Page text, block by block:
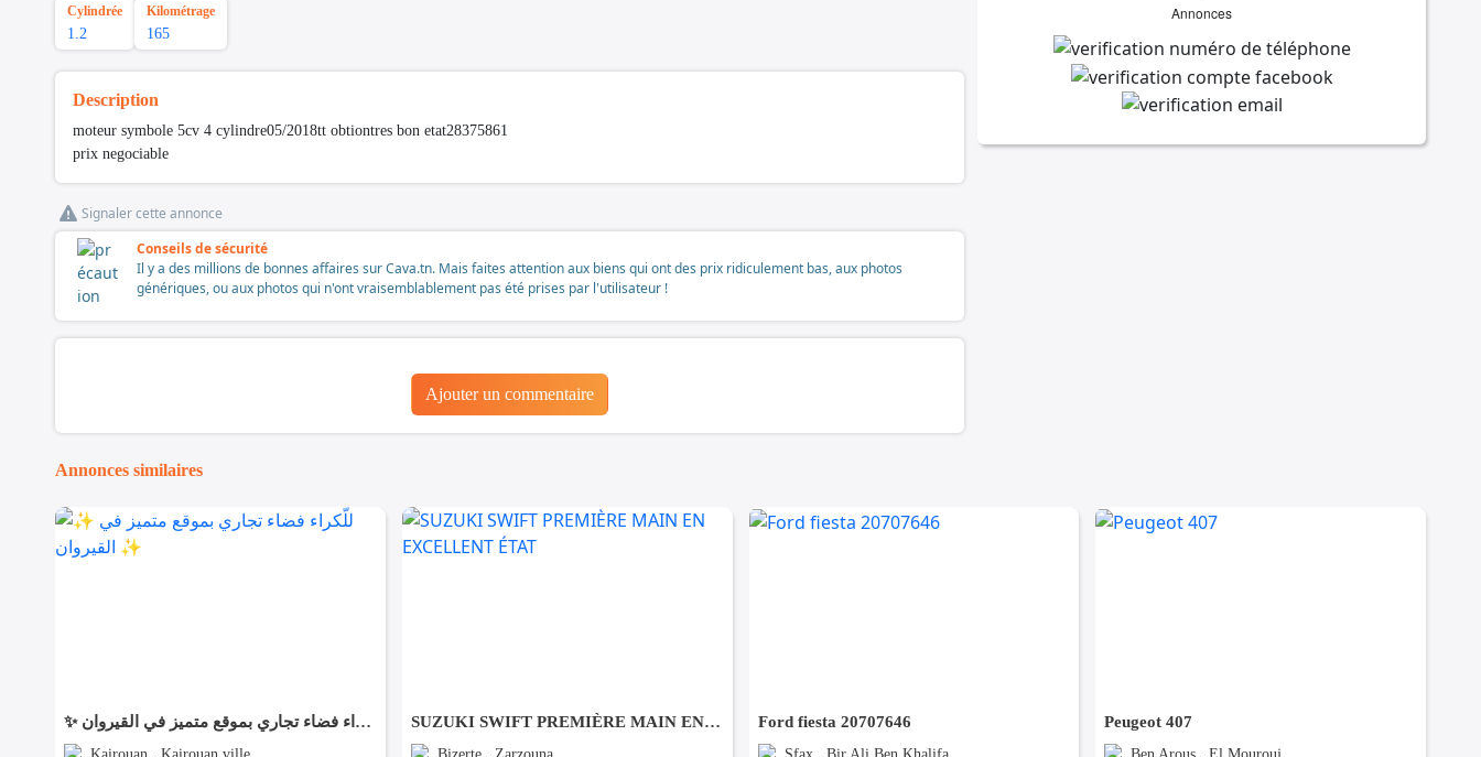
Cylindrée
1.2
Kilométrage
165
Description
moteur symbole 5cv 4 cylindre05/2018tt obtiontres bon etat28375861
prix negociable
Signaler cette annonce
Conseils de sécurité
Il y a des millions de bonnes affaires sur Cava.tn. Mais faites attention aux biens qui ont des prix ridiculement bas, aux photos
génériques, ou aux photos qui n'ont vraisemblablement pas été prises par l'utilisateur !
Ajouter un commentaire
Annonces
Annonces similaires
✨ للّكراء فضاء تجاري بموقع متميز في القيروان ✨ SUZUKI SWIFT PREMIÈRE MAIN EN EXCELLENT ÉTAT Ford fiesta 20707646 Peugeot 407